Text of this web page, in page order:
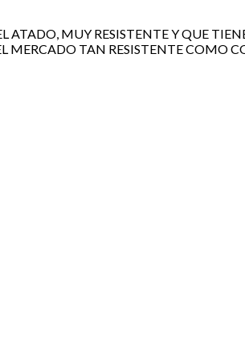
ATADO, MUY RESISTENTE Y QUE
MERCADO TAN RESISTENTE COMO